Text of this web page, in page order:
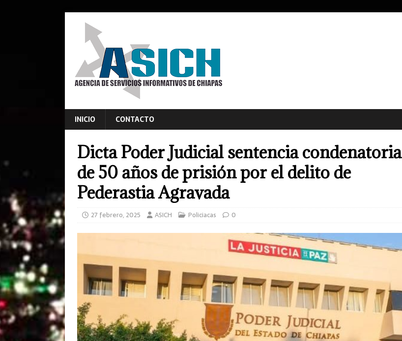
INICIO CONTACTO
Dicta Poder Judicial sentencia condenatoria
de 50 años de prisión por el delito de
Pederastia Agravada
27 febrero, 2025 ASICH Policiacas 0